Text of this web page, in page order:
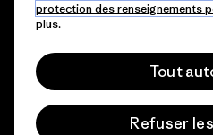
© 2026 Patagonia, Inc. All Rights
protection des renseignements
plus.
Tout
Refuser